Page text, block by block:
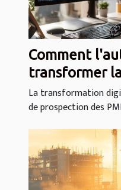
Comment
transformer
PME ?
La transformation
de prospection des